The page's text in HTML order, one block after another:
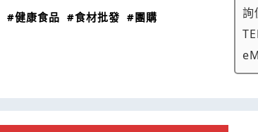
#健康食品 #食材批發 #團購
詢